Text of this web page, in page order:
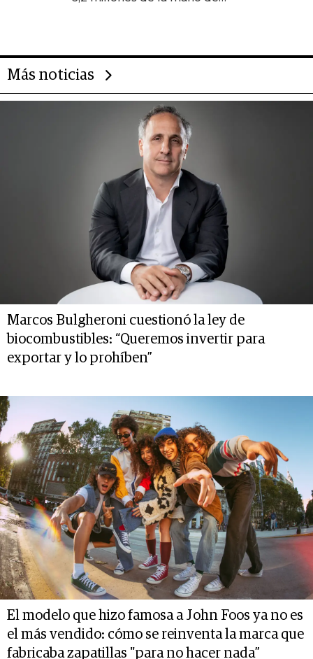
Más noticias
Marcos Bulgheroni cuestionó la ley de
biocombustibles: “Queremos invertir para
exportar y lo prohíben”
El modelo que hizo famosa a John Foos ya no es
el más vendido: cómo se reinventa la marca que
fabricaba zapatillas "para no hacer nada”